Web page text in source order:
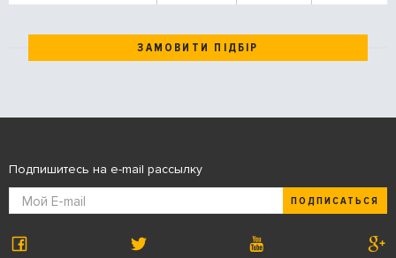
ЗАМОВИТИ ПІДБІР
Подпишитесь на e-mail рассылку
ПОДПИСАТЬСЯ